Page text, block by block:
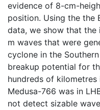
evidence of 8-cm-
position. Using the the
data, we show that
m waves that were
cyclone in the
breakup potential for
hundreds of
Medusa-766 was in
not detect sizable